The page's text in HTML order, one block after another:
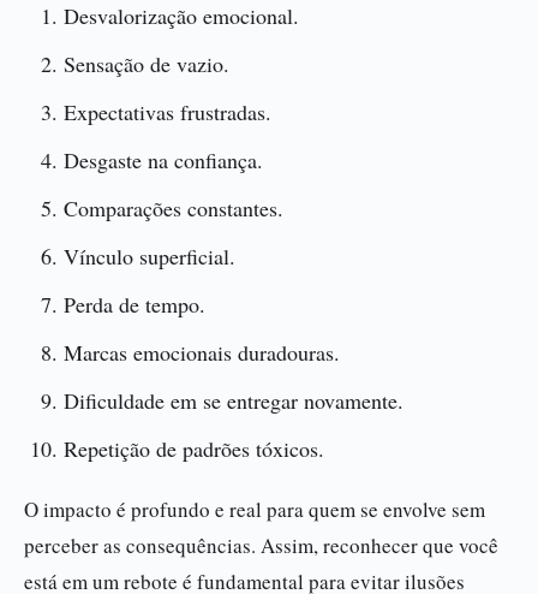
Desvalorização emocional.
Sensação de vazio.
Expectativas frustradas.
Desgaste na confiança.
Comparações constantes.
Vínculo superficial.
Perda de tempo.
Marcas emocionais duradouras.
Dificuldade em se entregar novamente.
Repetição de padrões tóxicos.
O impacto é profundo e real para quem se envolve sem
perceber as consequências. Assim, reconhecer que você
está em um rebote é fundamental para evitar ilusões